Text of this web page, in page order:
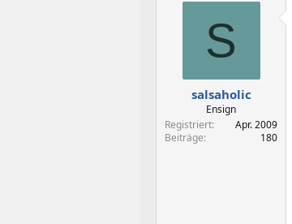
S
salsaholic
Ensign
Registriert
Apr. 2009
Beiträge
180